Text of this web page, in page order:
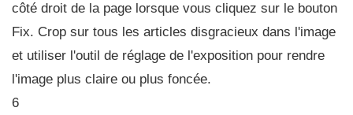
côté droit de la page lorsque vous cliquez sur le bouton
Fix. Crop sur tous les articles disgracieux dans l'image
et utiliser l'outil de réglage de l'exposition pour rendre
l'image plus claire ou plus foncée.
6